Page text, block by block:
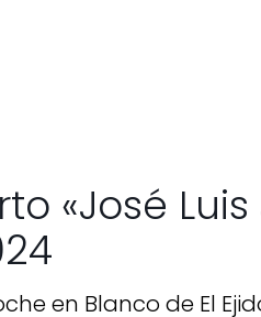
«José
en Blanco de El